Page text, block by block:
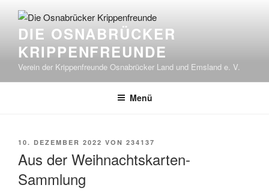
Inhalt
springenDIE OSNABRÜCKER
KRIPPENFREUNDE
Verein der Krippenfreunde Osnabrücker Land und Emsland e. V.
Menü
VERÖFFENTLICHT
10. DEZEMBER 2022 VON 234137
Aus der Weihnachtskarten-
Sammlung